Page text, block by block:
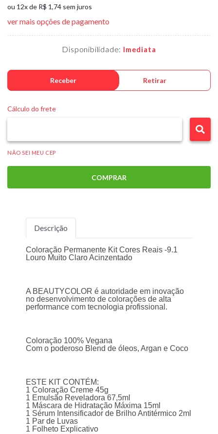
ou 12x de R$ 1,74 sem juros
ver mais opções de pagamento
Disponibilidade: Imediata
Receber Retirar
Cálculo do frete
NÃO SEI MEU CEP
COMPRAR
Descrição
Coloração Permanente Kit Cores Reais -9.1
Louro Muito Claro Acinzentado
A BEAUTYCOLOR é autoridade em inovação
no desenvolvimento de colorações de alta
performance com tecnologia profissional.
Coloração 100% Vegana
Com o poderoso Blend de óleos, Argan e Coco
ESTE KIT CONTÉM:
1 Coloração Creme 45g
1 Emulsão Reveladora 67,5ml
1 Máscara de Hidratação Máxima 15ml
1 Sérum Intensificador de Brilho Antitérmico 2ml
1 Par de Luvas
1 Folheto Explicativo